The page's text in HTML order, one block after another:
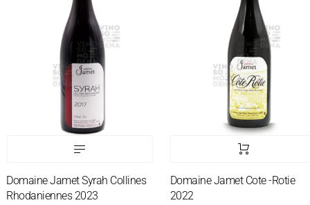
Jamet Syrah Collines
2023
Domaine Jamet Cote -Rotie
2022